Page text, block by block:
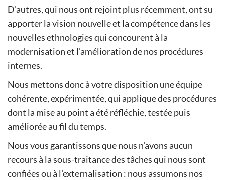
D'autres, qui nous ont rejoint plus récemment, ont su
apporter la vision nouvelle et la compétence dans les
nouvelles ethnologies qui concourent à la
modernisation et l'amélioration de nos procédures
internes.
Nous mettons donc à votre disposition une équipe
cohérente, expérimentée, qui applique des procédures
dont la mise au point a été réfléchie, testée puis
améliorée au fil du temps.
Nous vous garantissons que nous n'avons aucun
recours à la sous-traitance des tâches qui nous sont
confiées ou à l'externalisation : nous assumons nos